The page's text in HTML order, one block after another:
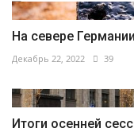
На севере
Декабрь 22, 2022 39
Итоги осенней